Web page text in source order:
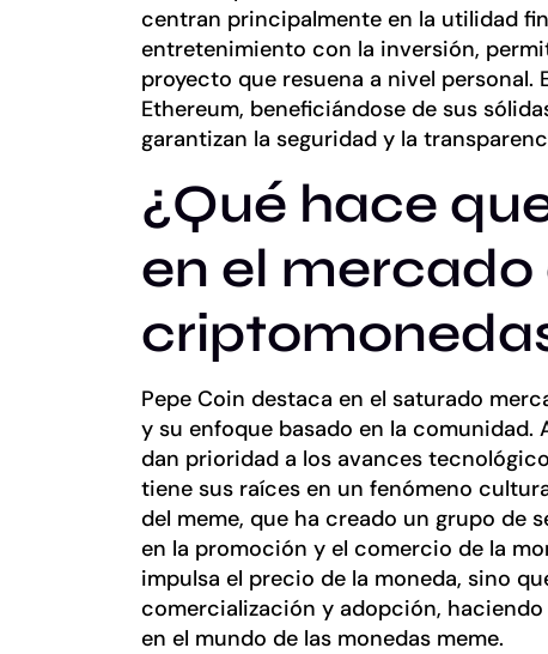
centran principalmente en la utilidad
entretenimiento con la inversión,
proyecto que resuena a nivel personal.
Ethereum, beneficiándose de sus
garantizan la seguridad y la
¿Qué hace
en el mercado
Pepe Coin destaca en el saturado
y su enfoque basado en la
dan prioridad a los avances
tiene sus raíces en un fenómeno
del meme, que ha creado un grupo de
en la promoción y el comercio de la
impulsa el precio de la moneda, sino
comercialización y adopción,
en el mundo de las monedas meme.